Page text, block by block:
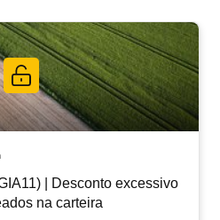
| Desconto excessivo
na carteira